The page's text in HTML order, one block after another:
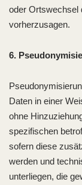
oder Ortswechsel
vorherzusagen.
6.
Daten in einer
ohne
spezifischen
sofern diese
werden und
unterliegen, die